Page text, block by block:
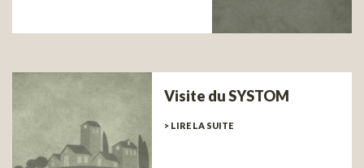
Visite du SYSTOM
> LIRE LA SUITE